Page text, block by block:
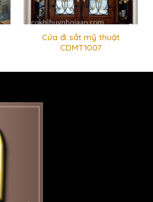
Cửa đi sắt mỹ thuật
CDMT1007